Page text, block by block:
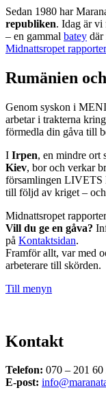
Sedan 1980 har
republiken. Idag är vi
– en gammal batey där
Midnattsropet
Rumänien
Genom syskon i
arbetar i trakterna kring
förmedla din gåva till
I Irpen, en mindre ort
Kiev, bor och verkar
församlingen LIVETS
till följd av kriget –
Midnattsropet
Vill du ge en gåva?
på Kontaktsidan.
Framför allt, var med
arbeterare till skörden.
Till menyn
Kontakt
Telefon: 070 – 201 60
E-post: